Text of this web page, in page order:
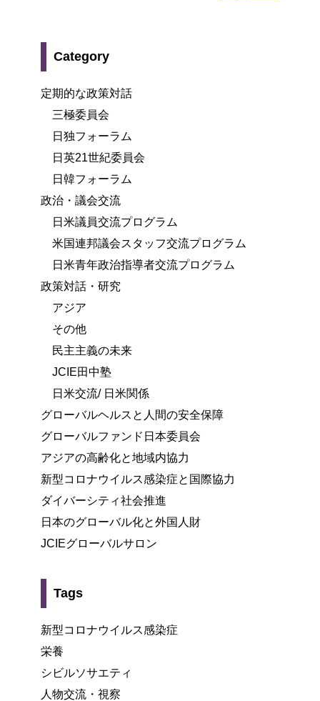
Category
定期的な政策対話
三極委員会
日独フォーラム
日英21世紀委員会
日韓フォーラム
政治・議会交流
日米議員交流プログラム
米国連邦議会スタッフ交流プログラム
日米青年政治指導者交流プログラム
政策対話・研究
アジア
その他
民主主義の未来
JCIE田中塾
日米交流/ 日米関係
グローバルヘルスと人間の安全保障
グローバルファンド日本委員会
アジアの高齢化と地域内協力
新型コロナウイルス感染症と国際協力
ダイバーシティ社会推進
日本のグローバル化と外国人財
JCIEグローバルサロン
Tags
新型コロナウイルス感染症
栄養
シビルソサエティ
人物交流・視察